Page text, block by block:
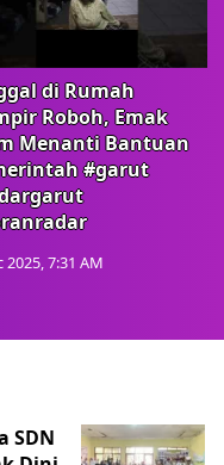
di Rumah
Roboh, Emak
Menanti Bantuan
#garut
2025, 7:31 AM
SDN